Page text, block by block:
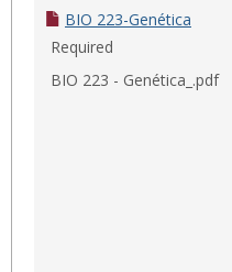
BIO 223-Genética
Required
BIO 223 - Genética_.pdf